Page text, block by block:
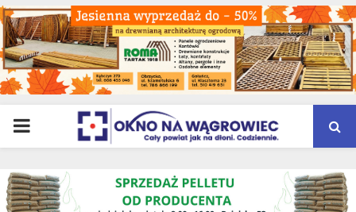
PRIMARY
MENU